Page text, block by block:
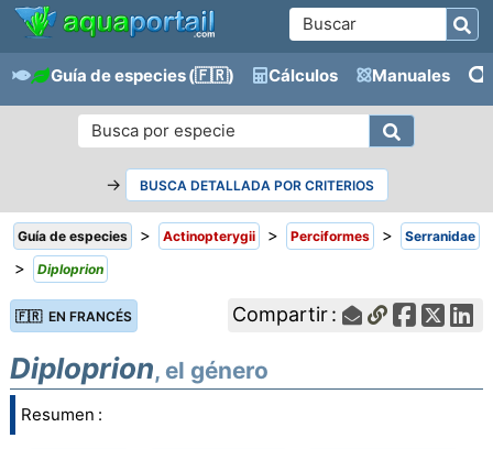
Guía de especies(🇫🇷) Cálculos Manuales
→ BUSCA DETALLADA POR CRITERIOS
Guía de especies > Actinopterygii > Perciformes > Serranidae
> Diploprion
🇫🇷 EN FRANCÉS Compartir :
Diploprion, el género
Resumen :